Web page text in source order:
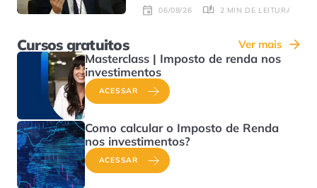
06/08/26 2 MIN DE LEITURA
Cursos gratuitos Ver mais
Masterclass | Imposto de renda nos
investimentos
ACESSAR
Como calcular o Imposto de Renda
nos investimentos?
ACESSAR